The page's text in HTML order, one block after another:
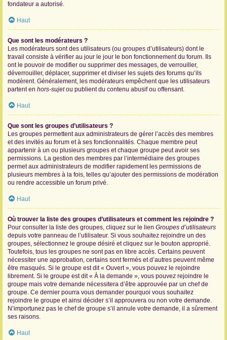
fondateur a autorisé.
Haut
Que sont les modérateurs ?
Les modérateurs sont des utilisateurs (ou groupes d’utilisateurs) dont le
travail consiste à vérifier au jour le jour le bon fonctionnement du forum. Ils
ont le pouvoir de modifier ou supprimer des messages, de verrouiller,
déverrouiller, déplacer, supprimer et diviser les sujets des forums qu’ils
modèrent. Généralement, les modérateurs empêchent que les utilisateurs
partent en hors-sujetou publient du contenu abusif ou offensant.
Haut
Que sont les groupes d’utilisateurs ?
Les groupes permettent aux administrateurs de gérer l’accès des membres
et des invités au forum et à ses fonctionnalités. Chaque membre peut
appartenir à un ou plusieurs groupes et chaque groupe peut avoir ses
permissions. La gestion des membres par l’intermédiaire des groupes
permet aux administrateurs de modifier rapidement les permissions de
plusieurs membres à la fois, telles qu’ajouter des permissions de modération
ou rendre accessible un forum privé.
Haut
Où trouver la liste des groupes d’utilisateurs et comment les rejoindre ?
Pour consulter la liste des groupes, cliquez sur le lien Groupes d’utilisateurs
depuis votre panneau de l’utilisateur. Si vous souhaitez rejoindre un des
groupes, sélectionnez le groupe désiré et cliquez sur le bouton approprié.
Toutefois, tous les groupes ne sont pas en libre accès. Certains peuvent
nécessiter une approbation, certains sont fermés et d’autres peuvent même
être masqués. Si le groupe est dit « Ouvert », vous pouvez le rejoindre
librement. Si le groupe est dit « À la demande », vous pouvez rejoindre le
groupe mais votre demande nécessitera d’être approuvée par un chef de
groupe. Ce dernier pourra vous demander pourquoi vous souhaitez
rejoindre le groupe et ainsi décider s’il approuvera ou non votre demande.
N’importunez pas le chef de groupe s’il annule votre demande, il a sûrement
ses raisons.
Haut